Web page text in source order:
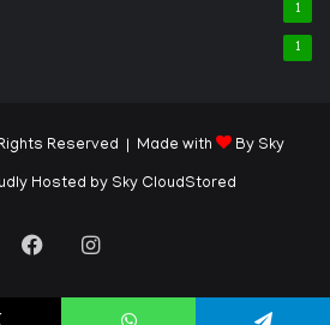
1
1
Reserved | Made with By Sky
Hosted by Sky CloudStored
FacebookInstagram